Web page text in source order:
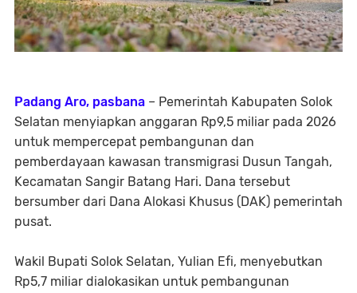
Padang Aro, pasbana – Pemerintah Kabupaten Solok
Selatan menyiapkan anggaran Rp9,5 miliar pada 2026
untuk mempercepat pembangunan dan
pemberdayaan kawasan transmigrasi Dusun Tangah,
Kecamatan Sangir Batang Hari. Dana tersebut
bersumber dari Dana Alokasi Khusus (DAK) pemerintah
pusat.
Wakil Bupati Solok Selatan, Yulian Efi, menyebutkan
Rp5,7 miliar dialokasikan untuk pembangunan